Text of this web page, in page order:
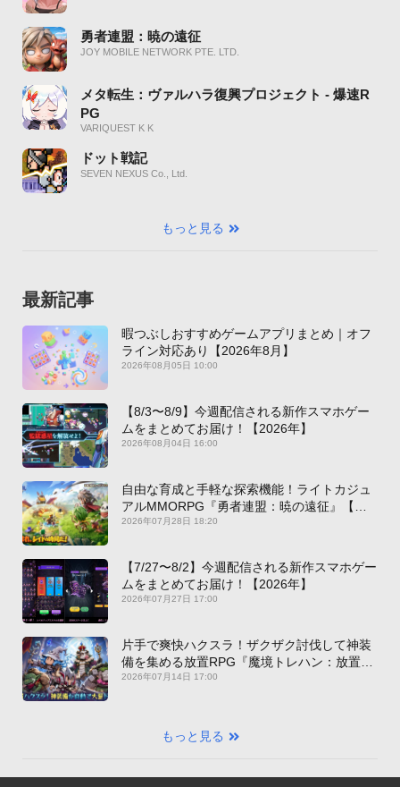
勇者連盟：暁の遠征
JOY MOBILE NETWORK PTE. LTD.
メタ転生：ヴァルハラ復興プロジェクト - 爆速R
PG
VARIQUEST K K
ドット戦記
SEVEN NEXUS Co., Ltd.
もっと見る
最新記事
暇つぶしおすすめゲームアプリまとめ｜オフ
ライン対応あり【2026年8月】
2026年08月05日 10:00
【8/3〜8/9】今週配信される新作スマホゲー
ムをまとめてお届け！【2026年】
2026年08月04日 16:00
自由な育成と手軽な探索機能！ライトカジュ
アルMMORPG『勇者連盟：暁の遠征』【最
新作PICKUP】
2026年07月28日 18:20
【7/27〜8/2】今週配信される新作スマホゲー
ムをまとめてお届け！【2026年】
2026年07月27日 17:00
片手で爽快ハクスラ！ザクザク討伐して神装
備を集める放置RPG『魔境トレハン：放置で
神装備』【最新作PICKUP】
2026年07月14日 17:00
もっと見る